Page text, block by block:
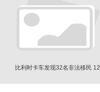
比利时卡车发现32名非法移民 12